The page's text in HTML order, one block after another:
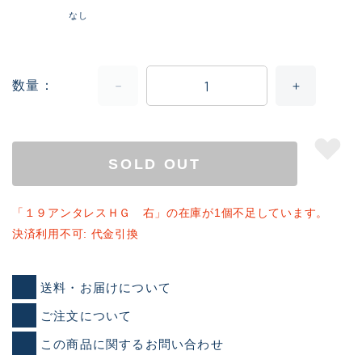
なし
数量
SOLD OUT
「１９アンタレスＨＧ 右」の在庫が1個不足しています。
決済利用不可: 代金引換
送料・お届けについて
ご注文について
この商品に関するお問い合わせ